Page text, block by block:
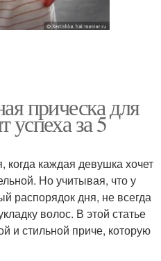
прическа для
успеха за 5
каждая девушка хочет
Но учитывая, что у
распорядок дня, не всегда
волос. В этой статье
и стильной приче, которую